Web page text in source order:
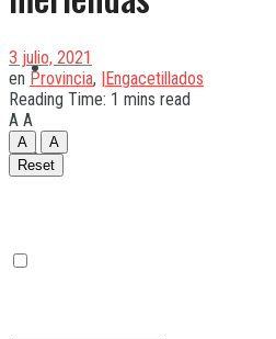
Quilmes
Varela
3 julio, 2021
en Provincia, |Engacetillados
Reading Time: 1 mins read
A A
A
A
Reset